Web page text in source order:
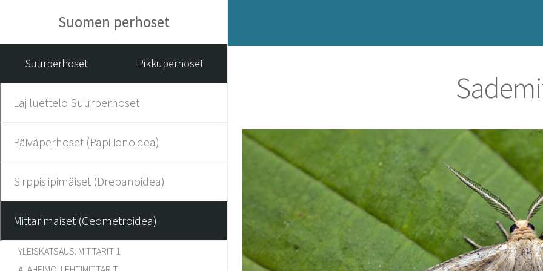
Suomen perhoset
Suurperhoset Pikkuperhoset
Lajiluettelo Suurperhoset
Päiväperhoset (Papilionoidea)
Sirppisiipimäiset (Drepanoidea)
Mittarimaiset (Geometroidea)
YLEISKATSAUS: MITTARIT 1